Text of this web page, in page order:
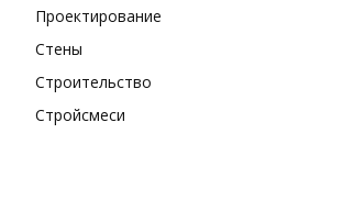
Проектирование
Стены
Строительство
Стройсмеси